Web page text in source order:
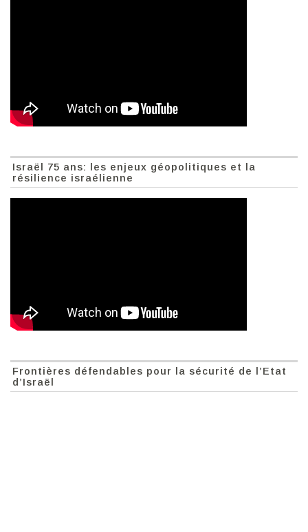
Israël 75 ans: les enjeux géopolitiques et la
résilience israélienne
Frontières défendables pour la sécurité de l’Etat
d’Israël